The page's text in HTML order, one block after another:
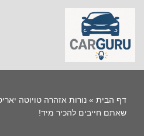
Skip
to
content
דף הבית » נורות אזהרה טויוטה
שאתם חייבים להכיר מיד!